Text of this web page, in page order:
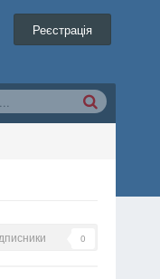
Реєстрація
0